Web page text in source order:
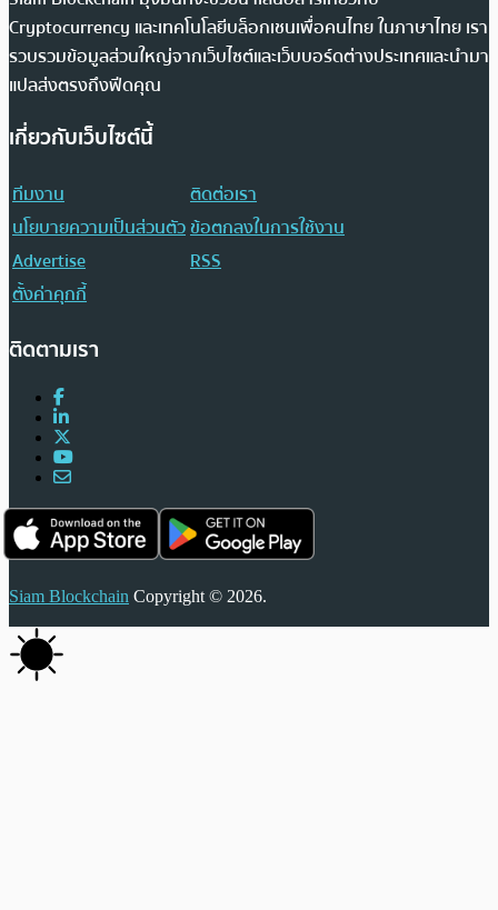
Cryptocurrency และเทคโนโลยีบล็อกเชนเพื่อคนไทย ในภาษาไทย เรา
รวบรวมข้อมูลส่วนใหญ่จากเว็บไซต์และเว็บบอร์ดต่างประเทศและนำมา
แปลส่งตรงถึงฟีดคุณ
เกี่ยวกับเว็บไซต์นี้
ทีมงาน
ติดต่อเรา
นโยบายความเป็นส่วนตัวข้อตกลงในการใช้งาน
Advertise
RSS
ตั้งค่าคุกกี้
ติดตามเรา
Siam Blockchain Copyright © 2026.